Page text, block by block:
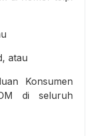
atau
Konsumen
di seluruh